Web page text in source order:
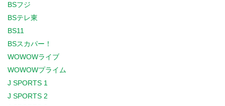
BSフジ
BSテレ東
BS11
BSスカパー！
WOWOWライブ
WOWOWプライム
J SPORTS 1
J SPORTS 2